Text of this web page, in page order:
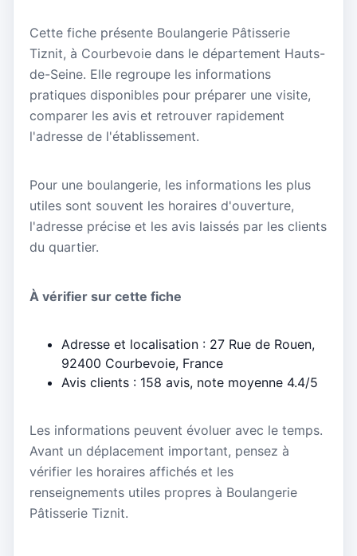
Cette fiche présente Boulangerie Pâtisserie
Tiznit, à Courbevoie dans le département Hauts-
de-Seine. Elle regroupe les informations
pratiques disponibles pour préparer une visite,
comparer les avis et retrouver rapidement
l'adresse de l'établissement.
Pour une boulangerie, les informations les plus
utiles sont souvent les horaires d'ouverture,
l'adresse précise et les avis laissés par les clients
du quartier.
À vérifier sur cette fiche
Adresse et localisation : 27 Rue de Rouen,
92400 Courbevoie, France
Avis clients : 158 avis, note moyenne 4.4/5
Les informations peuvent évoluer avec le temps.
Avant un déplacement important, pensez à
vérifier les horaires affichés et les
renseignements utiles propres à Boulangerie
Pâtisserie Tiznit.